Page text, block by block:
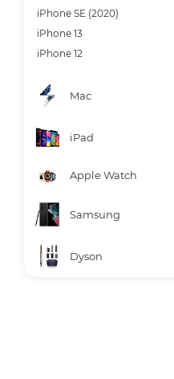
iPhone SE (2020)
iPhone 13
iPhone 12
Mac
iPad
Apple Watch
Samsung
Dyson